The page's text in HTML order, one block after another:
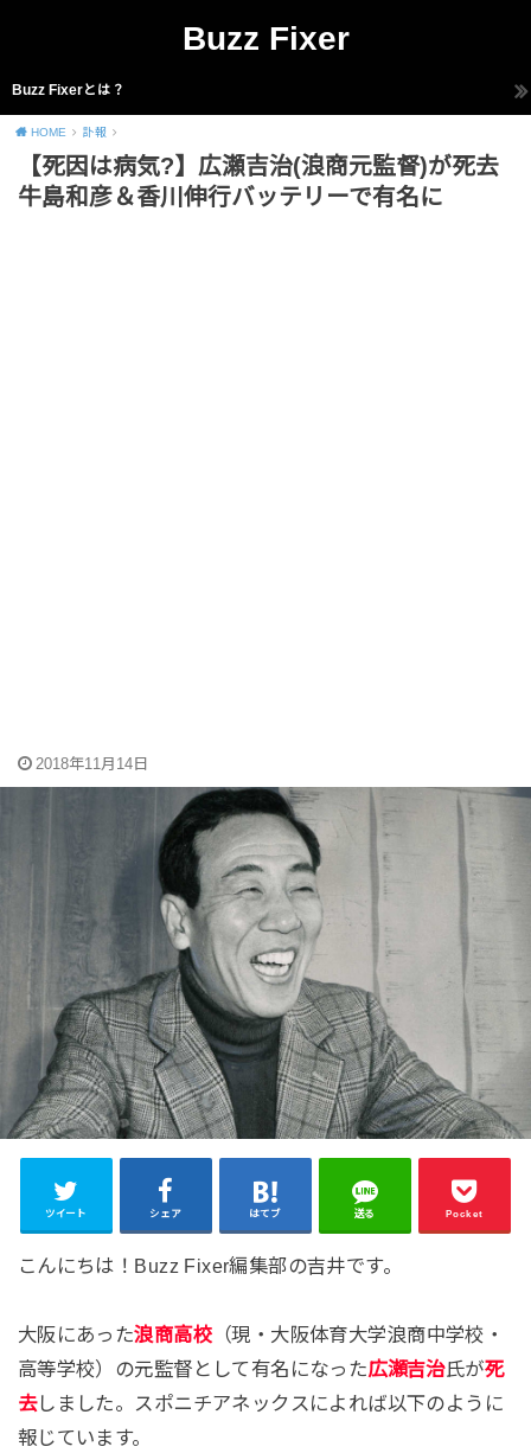
Buzz Fixer
Buzz Fixerとは？
HOME 訃報
【死因は病気?】広瀬吉治(浪商元監督)が死去
牛島和彦＆香川伸行バッテリーで有名に
2018年11月14日
ツイート シェア はてブ 送る Pocket
こんにちは！Buzz Fixer編集部の吉井です。
大阪にあった浪商高校（現・大阪体育大学浪商中学校・
高等学校）の元監督として有名になった広瀬吉治氏が死
去しました。スポニチアネックスによれば以下のように
報じています。